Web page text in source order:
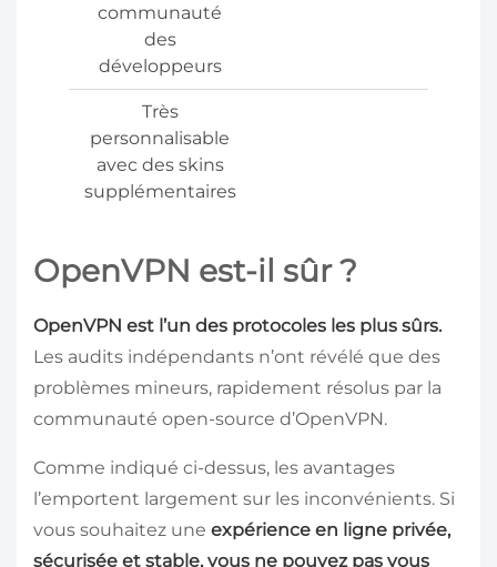
communauté
des
développeurs
Très
personnalisable
avec des skins
supplémentaires
OpenVPN est-il sûr ?
OpenVPN est l’un des protocoles les plus sûrs.
Les audits indépendants n’ont révélé que des
problèmes mineurs, rapidement résolus par la
communauté open-source d’OpenVPN.
Comme indiqué ci-dessus, les avantages
l’emportent largement sur les inconvénients. Si
vous souhaitez une expérience en ligne privée,
sécurisée et stable, vous ne pouvez pas vous